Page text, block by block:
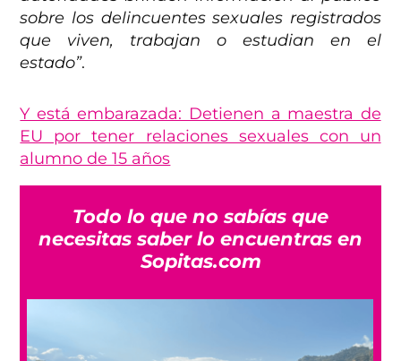
sobre los delincuentes sexuales registrados
que viven, trabajan o estudian en el
estado”.
Y está embarazada: Detienen a maestra de
EU por tener relaciones sexuales con un
alumno de 15 años
Todo lo que no sabías que
necesitas saber lo encuentras en
Sopitas.com